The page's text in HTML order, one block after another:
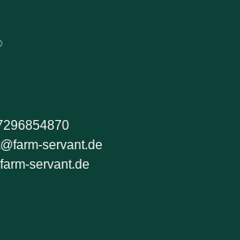
servant.de
servant.de